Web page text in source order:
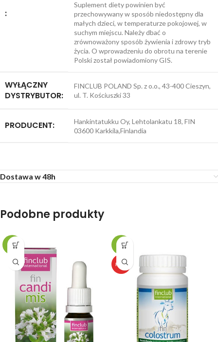
:
Suplement diety powinien być
przechowywany w sposób niedostępny dla
małych dzieci, w temperaturze pokojowej, w
suchym miejscu. Należy dbać o
zrównoważony sposób żywienia i zdrowy tryb
życia. O wprowadzeniu do obrotu na terenie
Polski został powiadomiony GIS.
WYŁĄCZNY
DYSTRYBUTOR:
FINCLUB POLAND Sp. z o.o., 43-400 Cieszyn,
ul. T. Kościuszki 33
PRODUCENT:
Hankintatukku Oy, Lehtolankatu 18, FIN
03600 Karkkila,Finlandia
Dostawa w 48h
Podobne produkty
-3% -5%
HOT